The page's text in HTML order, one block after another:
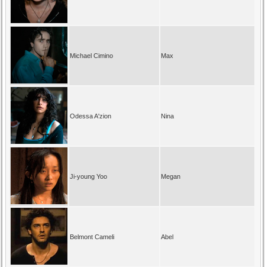
Michael Cimino Max
Odessa A'zion Nina
Ji-young Yoo Megan
Belmont Cameli Abel